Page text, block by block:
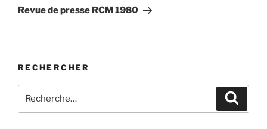
suivant
Revue de presse RCM 1980
RECHERCHER